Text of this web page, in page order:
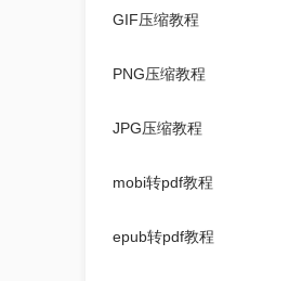
GIF压缩教程
PNG压缩教程
JPG压缩教程
mobi转pdf教程
epub转pdf教程